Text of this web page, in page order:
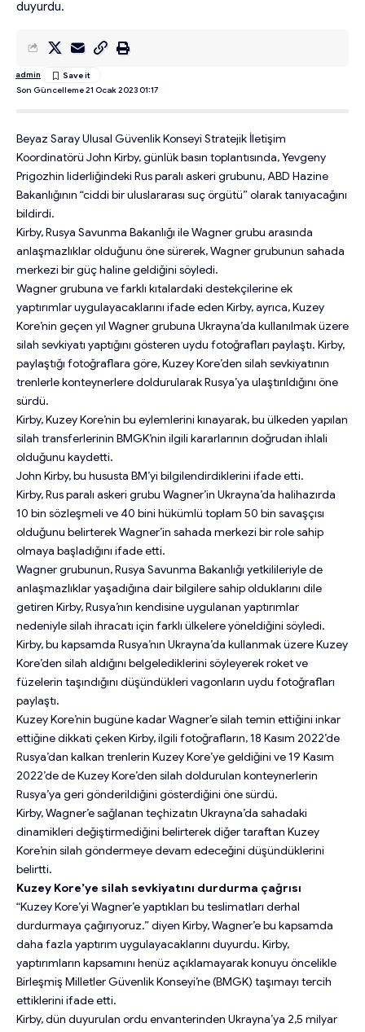
duyurdu.
Son Güncelleme 21 Ocak 2023 01:17
admin
Beyaz Saray Ulusal Güvenlik Konseyi Stratejik İletişim
Koordinatörü John Kirby, günlük basın toplantısında, Yevgeny
Prigozhin liderliğindeki Rus paralı askeri grubunu, ABD Hazine
Bakanlığının “ciddi bir uluslararası suç örgütü” olarak tanıyacağını
bildirdi.
Kirby, Rusya Savunma Bakanlığı ile Wagner grubu arasında
anlaşmazlıklar olduğunu öne sürerek, Wagner grubunun sahada
merkezi bir güç haline geldiğini söyledi.
Wagner grubuna ve farklı kıtalardaki destekçilerine ek
yaptırımlar uygulayacaklarını ifade eden Kirby, ayrıca, Kuzey
Kore’nin geçen yıl Wagner grubuna Ukrayna’da kullanılmak üzere
silah sevkiyatı yaptığını gösteren uydu fotoğrafları paylaştı. Kirby,
paylaştığı fotoğraflara göre, Kuzey Kore’den silah sevkiyatının
trenlerle konteynerlere doldurularak Rusya’ya ulaştırıldığını öne
sürdü.
Kirby, Kuzey Kore’nin bu eylemlerini kınayarak, bu ülkeden yapılan
silah transferlerinin BMGK’nin ilgili kararlarının doğrudan ihlali
olduğunu kaydetti.
John Kirby, bu hususta BM’yi bilgilendirdiklerini ifade etti.
Kirby, Rus paralı askeri grubu Wagner’in Ukrayna’da halihazırda
10 bin sözleşmeli ve 40 bini hükümlü toplam 50 bin savaşçısı
olduğunu belirterek Wagner’in sahada merkezi bir role sahip
olmaya başladığını ifade etti.
Wagner grubunun, Rusya Savunma Bakanlığı yetkilileriyle de
anlaşmazlıklar yaşadığına dair bilgilere sahip olduklarını dile
getiren Kirby, Rusya’nın kendisine uygulanan yaptırımlar
nedeniyle silah ihracatı için farklı ülkelere yöneldiğini söyledi.
Kirby, bu kapsamda Rusya’nın Ukrayna’da kullanmak üzere Kuzey
Kore’den silah aldığını belgelediklerini söyleyerek roket ve
füzelerin taşındığını düşündükleri vagonların uydu fotoğrafları
paylaştı.
Kuzey Kore’nin bugüne kadar Wagner’e silah temin ettiğini inkar
ettiğine dikkati çeken Kirby, ilgili fotoğrafların, 18 Kasım 2022’de
Rusya’dan kalkan trenlerin Kuzey Kore’ye geldiğini ve 19 Kasım
2022’de de Kuzey Kore’den silah doldurulan konteynerlerin
Rusya’ya geri gönderildiğini gösterdiğini öne sürdü.
Kirby, Wagner’e sağlanan teçhizatın Ukrayna’da sahadaki
dinamikleri değiştirmediğini belirterek diğer taraftan Kuzey
Kore’nin silah göndermeye devam edeceğini düşündüklerini
belirtti.
Kuzey Kore’ye silah sevkiyatını durdurma çağrısı
“Kuzey Kore’yi Wagner’e yaptıkları bu teslimatları derhal
durdurmaya çağırıyoruz.” diyen Kirby, Wagner’e bu kapsamda
daha fazla yaptırım uygulayacaklarını duyurdu. Kirby,
yaptırımların kapsamını henüz açıklamayarak konuyu öncelikle
Birleşmiş Milletler Güvenlik Konseyi’ne (BMGK) taşımayı tercih
ettiklerini ifade etti.
Kirby, dün duyurulan ordu envanterinden Ukrayna’ya 2,5 milyar